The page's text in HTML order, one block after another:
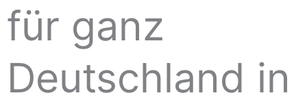
für ganz
Deutschland in